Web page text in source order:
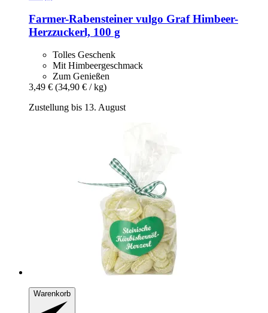
Farmer-Rabensteiner vulgo GrafHimbeer-​
Herzzuckerl, 100 g
Tolles Geschenk
Mit Himbeergeschmack
Zum Genießen
3,49 € (34,90 € / kg)
Zustellung bis 13. August
Warenkorb